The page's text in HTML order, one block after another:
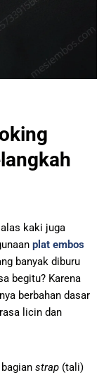
kaki juga
plat embos
banyak diburu
begitu? Karena
berbahan dasar
licin dan
strap (tali)